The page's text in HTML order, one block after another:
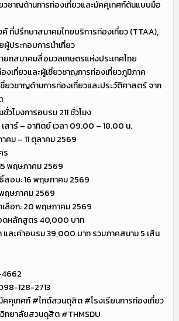
วชาญด้านการท่องเที่ยวและมัคคุเทศก์ต้นแบบมือ
ที่ปรึกษาสมาคมไทยบริการท่องเที่ยว (TTAA),
ประกอบการนำเที่ยว
ยกสมาคมสื่อมวลเกษตรแห่งประเทศไทย
งเที่ยวและผู้เชี่ยวชาญการท่องเที่ยวภูมิภาค
ยวชาญด้านการท่องเที่ยวและประวัติศาสตร์ จาก
วโมงการอบรม 211 ชั่วโมง
สาร์ – อาทิตย์ เวลา 09.00 – 18.00 น.
คม – 11 ตุลาคม 2569
ร
พฤษภาคม 2569
สอบ: 16 พฤษภาคม 2569
ฤษภาคม 2569
ลือก: 20 พฤษภาคม 2569
ดหลักสูตร 40,000 บาท
ละค่าอบรม 39,000 บาท รวมภาคสนาม 5 เส้น
128-2713
คุเทศก์ #ไกด์สวนดุสิต #โรงเรียนการท่องเที่ยว
ทยาลัยสวนดุสิต #THMSDU